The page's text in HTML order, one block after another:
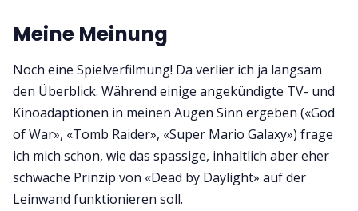
Meine Meinung
Noch eine Spielverfilmung! Da verlier ich ja langsam
den Überblick. Während einige angekündigte TV- und
Kinoadaptionen in meinen Augen Sinn ergeben («God
of War», «Tomb Raider», «Super Mario Galaxy») frage
ich mich schon, wie das spassige, inhaltlich aber eher
schwache Prinzip von «Dead by Daylight» auf der
Leinwand funktionieren soll.